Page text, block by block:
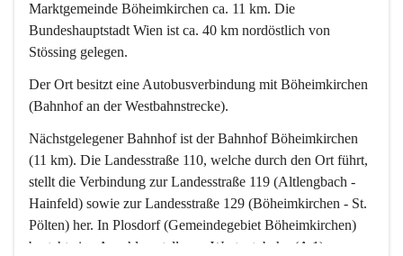
Marktgemeinde Böheimkirchen ca. 11 km. Die
Bundeshauptstadt Wien ist ca. 40 km nordöstlich von
Stössing gelegen.
Der Ort besitzt eine Autobusverbindung mit Böheimkirchen
(Bahnhof an der Westbahnstrecke).
Nächstgelegener Bahnhof ist der Bahnhof Böheimkirchen
(11 km). Die Landesstraße 110, welche durch den Ort führt,
stellt die Verbindung zur Landesstraße 119 (Altlengbach -
Hainfeld) sowie zur Landesstraße 129 (Böheimkirchen - St.
Pölten) her. In Plosdorf (Gemeindegebiet Böheimkirchen)
besteht eine Anschlussstelle zur Westautobahn (A 1).